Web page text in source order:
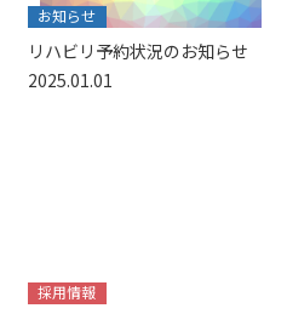
お知らせ
リハビリ予約状況のお知らせ
2025.01.01
採用情報